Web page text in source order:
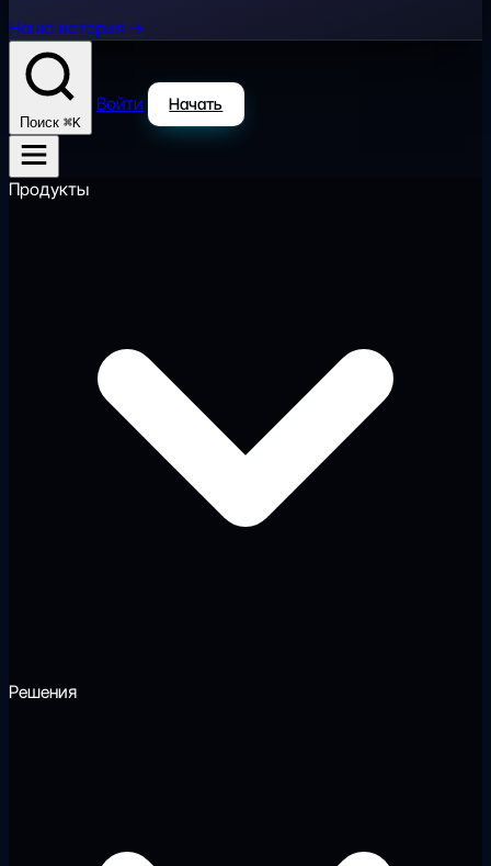
Наша история →
Поиск ⌘K
Войти Начать
Продукты
Решения